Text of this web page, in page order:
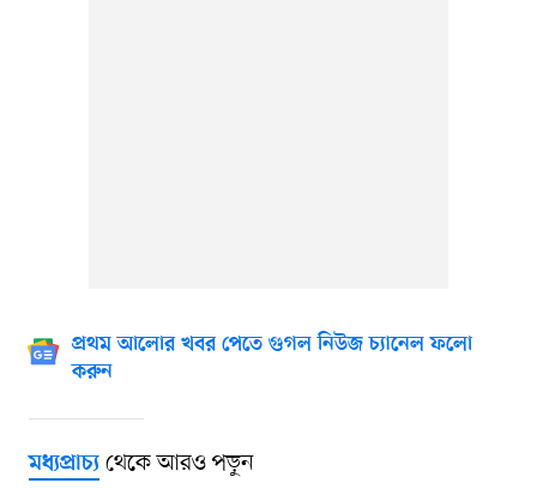
প্রথম আলোর খবর পেতে গুগল নিউজ চ্যানেল ফলো
করুন
মধ্যপ্রাচ্যথেকে আরও পড়ুন